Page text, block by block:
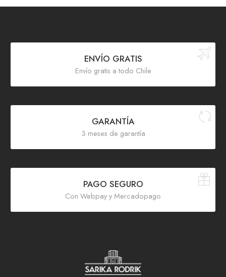
ENVÍO GRATIS
Envío gratis a todo Chile
GARANTÍA
3 meses de garantía
PAGO SEGURO
Con Webpay y Mercadopago